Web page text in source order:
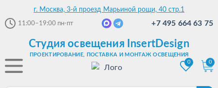
г. Москва, 3-й проезд Марьиной рощи, 40 стр.1
11:00–19:00 пн-пт +7 495 664 63 75
Студия освещения InsertDesign
ПРОЕКТИРОВАНИЕ, ПОСТАВКА И МОНТАЖ ОСВЕЩЕНИЯ
0
0